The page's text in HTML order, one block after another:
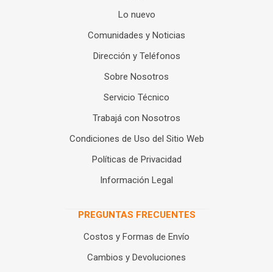
Lo nuevo
Comunidades y Noticias
Dirección y Teléfonos
Sobre Nosotros
Servicio Técnico
Trabajá con Nosotros
Condiciones de Uso del Sitio Web
Políticas de Privacidad
Información Legal
PREGUNTAS FRECUENTES
Costos y Formas de Envío
Cambios y Devoluciones